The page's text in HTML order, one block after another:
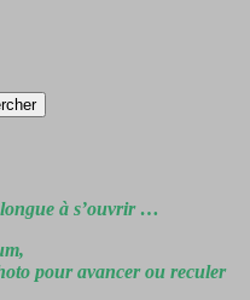
longue à s’ouvrir …
pour avancer ou reculer